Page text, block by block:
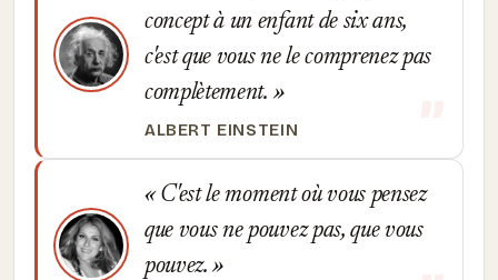
concept à un enfant de six ans,
c'est que vous ne le comprenez pas
complètement.
ALBERT EINSTEIN
C'est le moment où vous pensez
que vous ne pouvez pas, que vous
pouvez.